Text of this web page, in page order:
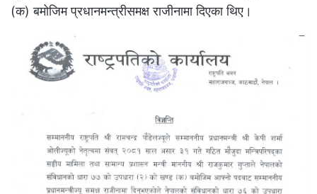
(क) बमोजिम प्रधानमन्त्रीसमक्ष राजीनामा दिएका थिए।